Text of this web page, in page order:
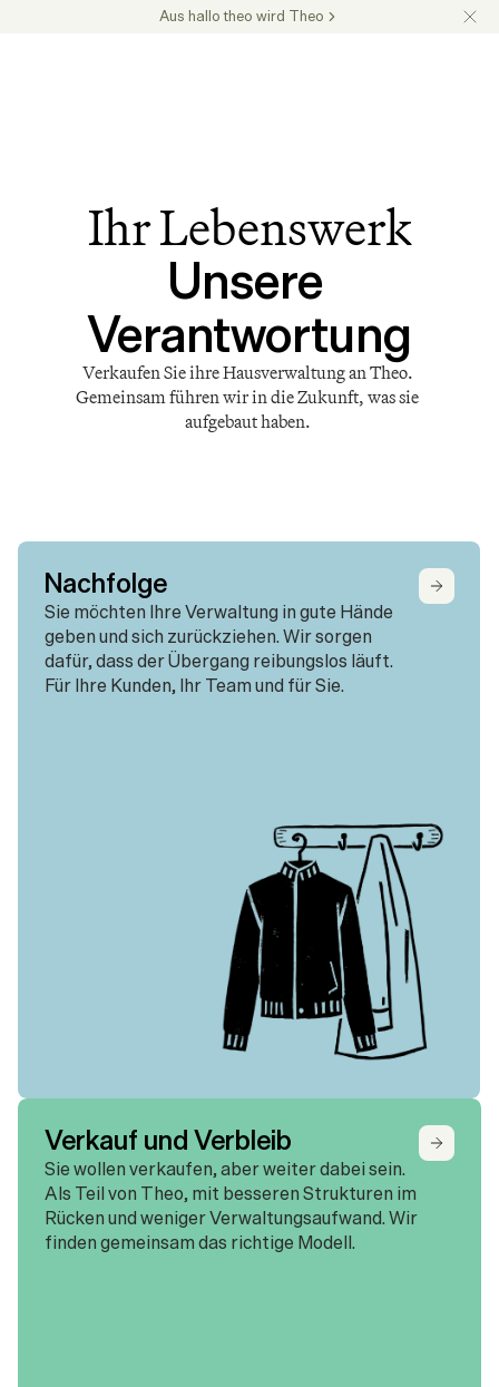
Aus hallo theo wird Theo
Ihr Lebenswerk
Unsere
Verantwortung
Verkaufen Sie ihre Hausverwaltung an Theo.
Gemeinsam führen wir in die Zukunft, was sie
aufgebaut haben.
Nachfolge
Sie möchten Ihre Verwaltung in gute Hände
geben und sich zurückziehen. Wir sorgen
dafür, dass der Übergang reibungslos läuft.
Für Ihre Kunden, Ihr Team und für Sie.
Verkauf und Verbleib
Sie wollen verkaufen, aber weiter dabei sein.
Als Teil von Theo, mit besseren Strukturen im
Rücken und weniger Verwaltungsaufwand. Wir
finden gemeinsam das richtige Modell.